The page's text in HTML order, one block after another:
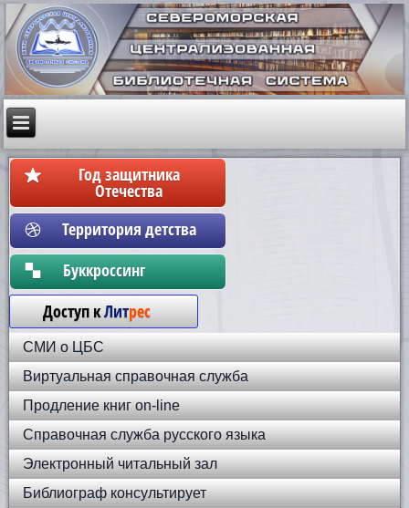
Год защитника
Отечества
Территория детства
Бyккpoccинг
Доступ кЛитрес
СМИ о ЦБС
Виртуальная справочная служба
Продление книг on-line
Справочная служба русского языка
Электронный читальный зал
Библиограф консультирует